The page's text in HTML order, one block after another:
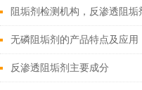
阻垢剂检测机构，反渗透阻垢
垢性能评价
无磷阻垢剂的产品特点及应用
反渗透阻垢剂主要成分